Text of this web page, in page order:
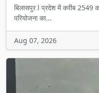
बिलासपुर l प्रदेश में करीब 2549
परियोजना का...
Aug 07, 2026